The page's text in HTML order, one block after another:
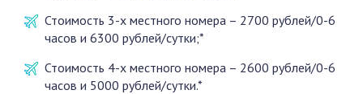
Стоимость 3-х местного номера – 2700 рублей/0-6
часов и 6300 рублей/сутки;*
Стоимость 4-х местного номера – 2600 рублей/0-6
часов и 5000 рублей/сутки.*